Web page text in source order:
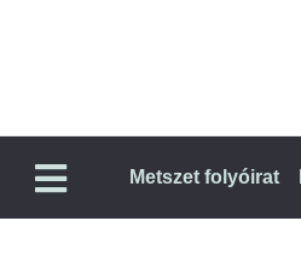
Metszet folyóirat